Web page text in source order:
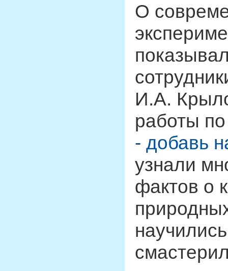
О
И.А.
работы
- добавь
узнали
фактов о